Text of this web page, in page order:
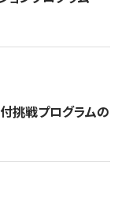
挑戦プログラムの